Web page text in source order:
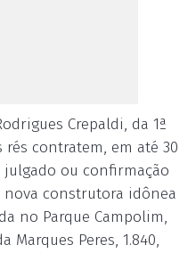
Crepaldi, da 1ª
rés contratem, em até 30
ou confirmação
nova construtora idônea
no Parque Campolim,
Marques Peres, 1.840,